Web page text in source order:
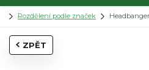
Rozdělení podle značek
ZPĚT